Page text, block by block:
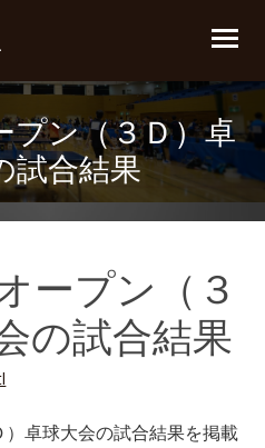
プン（３Ｄ）卓
試合結果
ープン（３
の試合結果
卓球大会の試合結果を掲載